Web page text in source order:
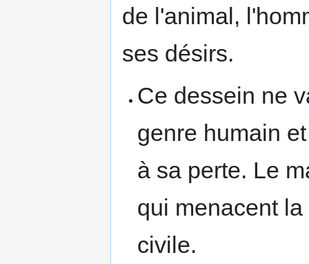
de l'animal,
ses désirs.
Ce dessein ne
genre humain
à sa perte. Le
qui menacent
civile.